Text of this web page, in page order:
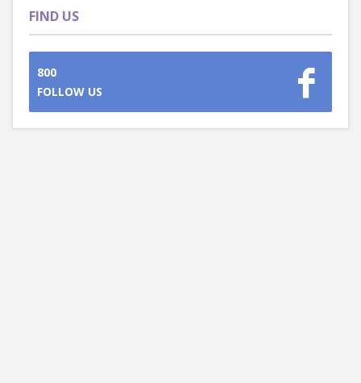
FIND US
800
FOLLOW US